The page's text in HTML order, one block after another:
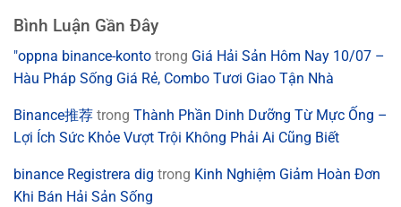
Bình Luận Gần Đây
"oppna binance-konto trong Giá Hải Sản Hôm Nay 10/07 –
Hàu Pháp Sống Giá Rẻ, Combo Tươi Giao Tận Nhà
Binance推荐 trong Thành Phần Dinh Dưỡng Từ Mực Ống –
Lợi Ích Sức Khỏe Vượt Trội Không Phải Ai Cũng Biết
binance Registrera dig trong Kinh Nghiệm Giảm Hoàn Đơn
Khi Bán Hải Sản Sống